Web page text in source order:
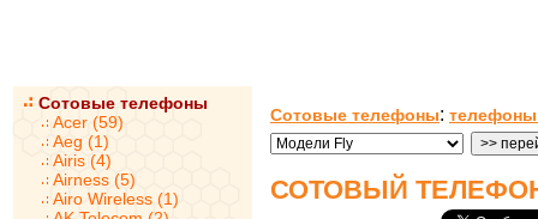
Сотовые телефоны
Acer (59)
Aeg (1)
Airis (4)
Airness (5)
Airo Wireless (1)
Сотовые телефоны:
СОТОВЫЙ ТЕЛЕФОН